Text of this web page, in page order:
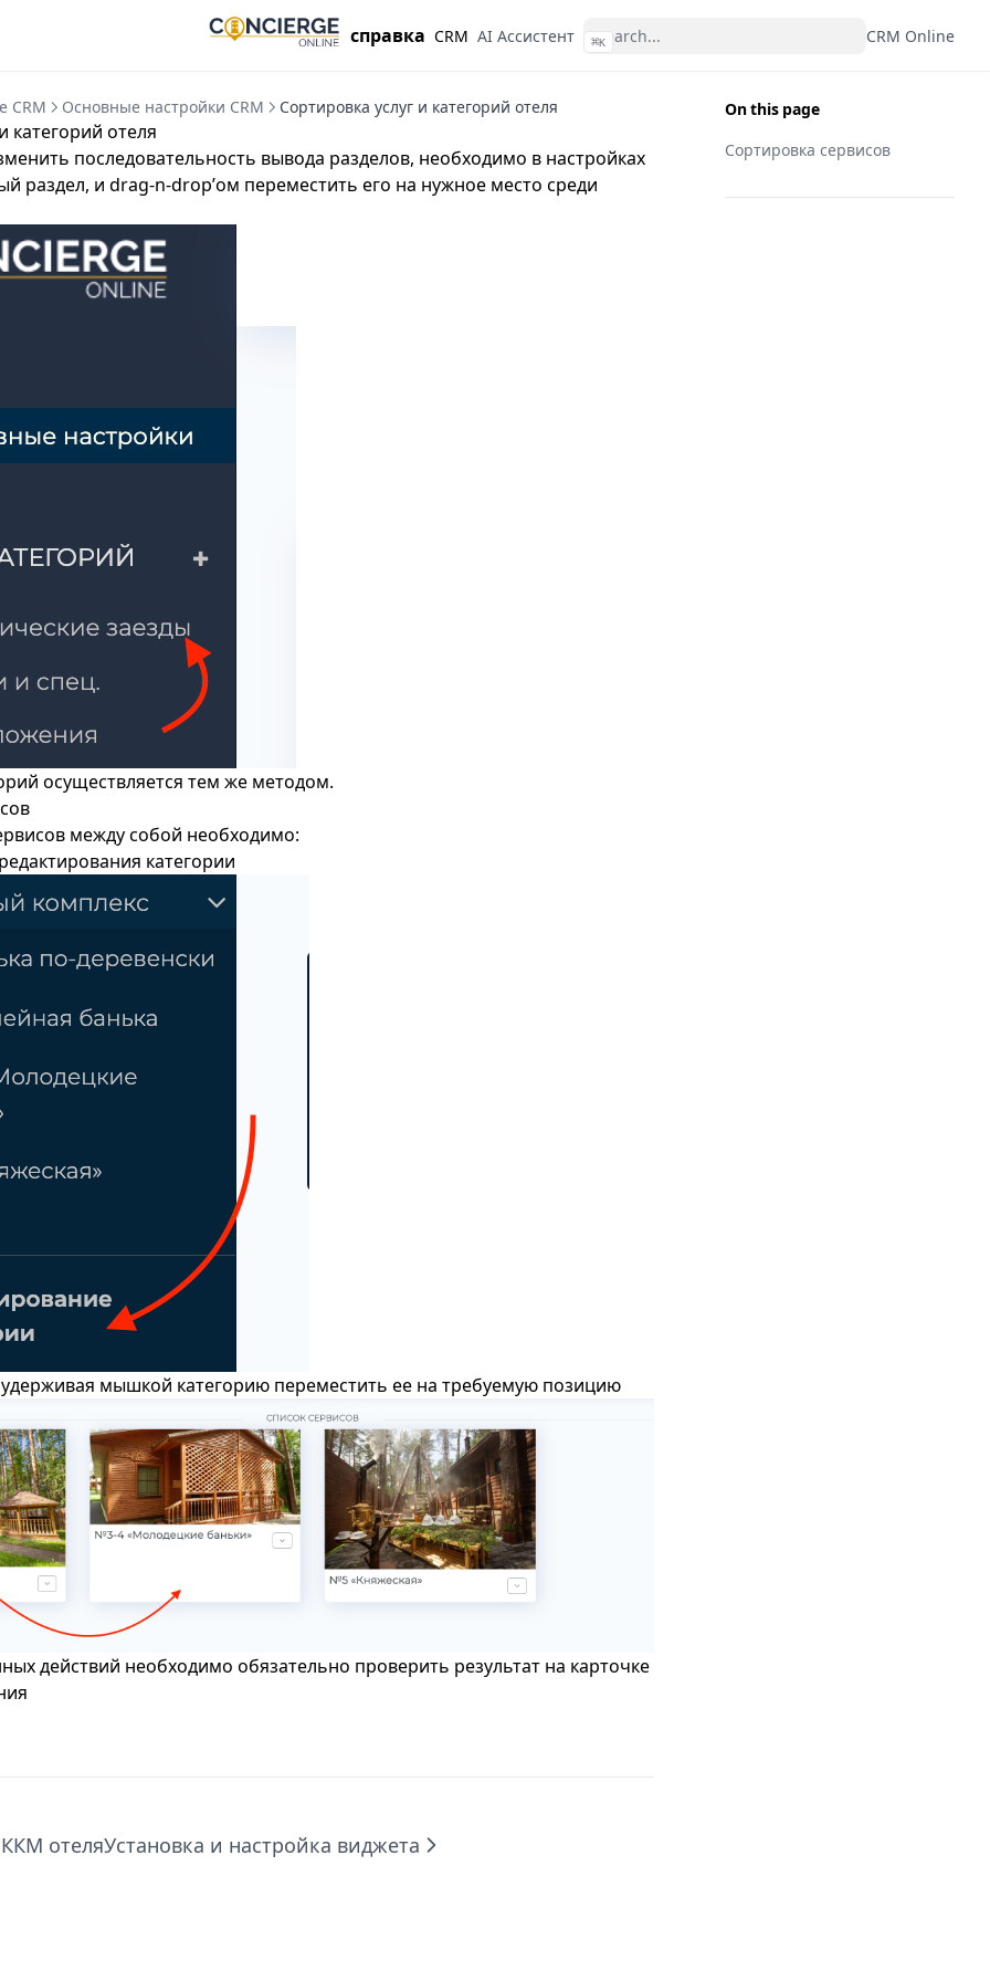
справка CRM AI Ассистент ⌘K CRM Online
On this page
Сортировка сервисов
CRM Основные настройки CRM Сортировка услуг и категорий отеля
категорий отеля
последовательность вывода разделов, необходимо в настройках
раздел, и drag-n-drop’ом переместить его на нужное место среди
осуществляется тем же методом.
между собой необходимо:
категории
удерживая мышкой категорию переместить ее на требуемую позицию
действий необходимо обязательно проверить результат на карточке
отеляУстановка и настройка виджета